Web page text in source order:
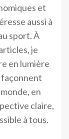
et
aussi à
sport. À
je
en lumière
façonnent
en
claire,
à tous.